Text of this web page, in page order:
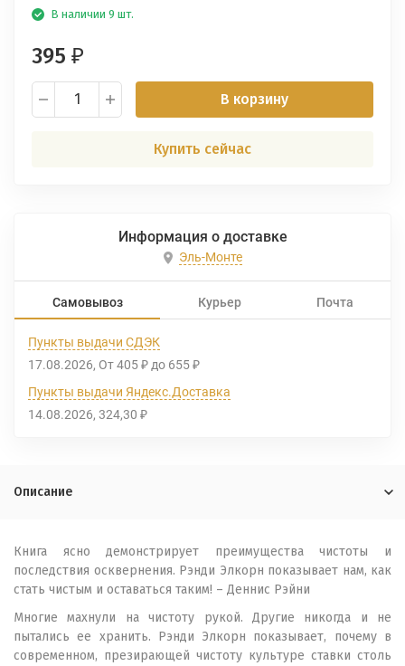
В наличии 9 шт.
395 ₽
В корзину
Купить сейчас
Информация о доставке
Эль-Монте
Самовывоз Курьер Почта
Пункты выдачи СДЭК
17.08.2026 От 405 ₽ до 655 ₽
Пункты выдачи Яндекс.Доставка
14.08.2026 324,30 ₽
Описание
Книга ясно демонстрирует преимущества чистоты и
последствия осквернения. Рэнди Элкорн показывает нам, как
стать чистым и оставаться таким! – Деннис Рэйни
Многие махнули на чистоту рукой. Другие никогда и не
пытались ее хранить. Рэнди Элкорн показывает, почему в
современном, презирающей чистоту культуре ставки столь